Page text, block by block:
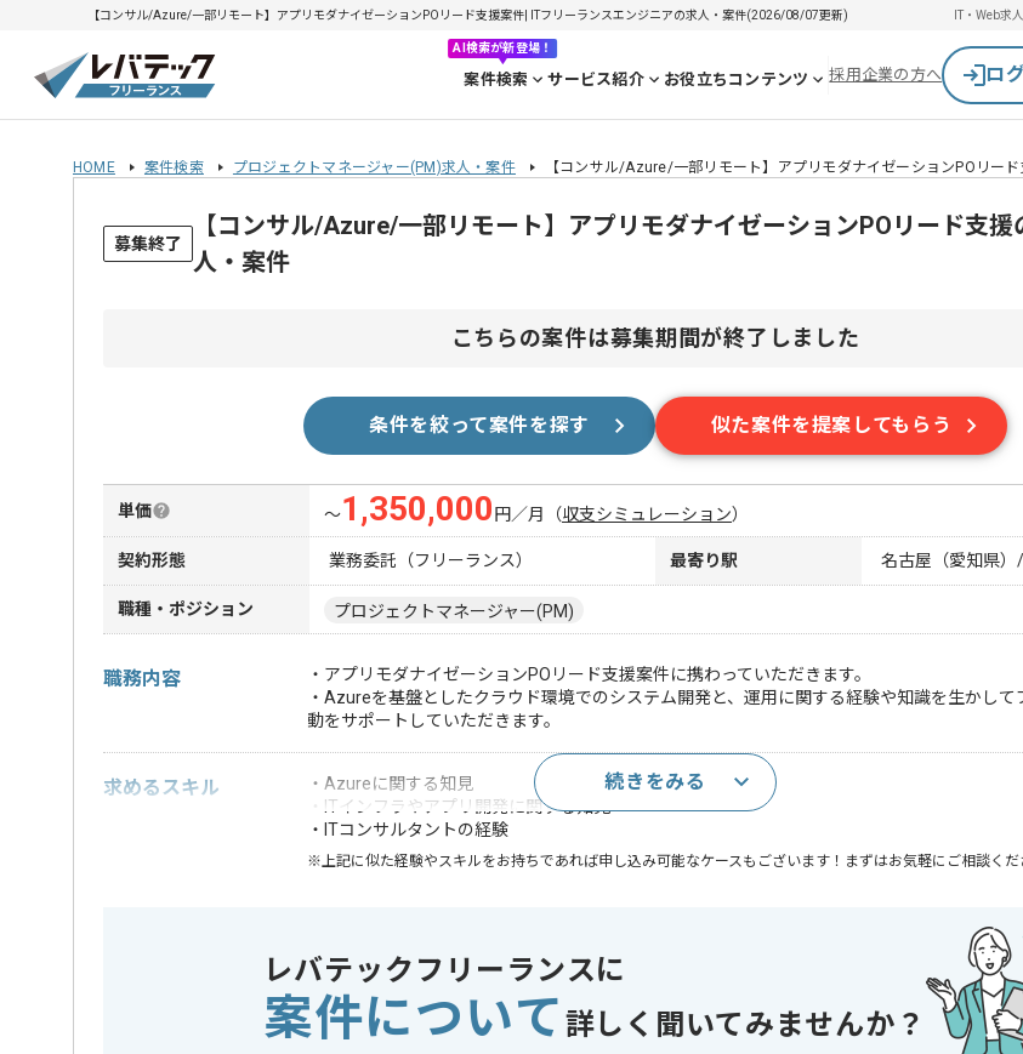
【コンサル/Azure/一部リモート】アプリモダナイゼーションPOリード支援案件| ITフリーランスエンジニアの求人・案件(2026/08/07更新) IT・Web求
AI検索が新登場！
案件検索 サービス紹介 お役立ちコンテンツ 採用企業の方へ ロ
HOME 案件検索 プロジェクトマネージャー(PM)求人・案件 【コンサル/Azure/一部リモート】アプリモダナイゼーションPOリー
募集終了
【コンサル/Azure/一部リモート】アプリモダナイゼーションPOリード支
人・案件
こちらの案件は募集期間が終了しました
条件を絞って案件を探す 似た案件を提案してもらう
単価 〜1,350,000 円／月 （収支シミュレーション）
契約形態 業務委託（フリーランス） 最寄り駅 名古屋（愛知県）
職種・ポジション プロジェクトマネージャー(PM)
職務内容
・アプリモダナイゼーションPOリード支援案件に携わっていただきます。
・Azureを基盤としたクラウド環境でのシステム開発と、運用に関する経験や知識を生かし
動をサポートしていただきます。
求めるスキル
・Azureに関する知見
・ITインフラやアプリ開発に関する知見
・ITコンサルタントの経験
※上記に似た経験やスキルをお持ちであれば申し込み可能なケースもございます！まずはお気軽にご相談くだ
続きをみる
レバテックフリーランスに
案件について 詳しく聞いてみませんか？